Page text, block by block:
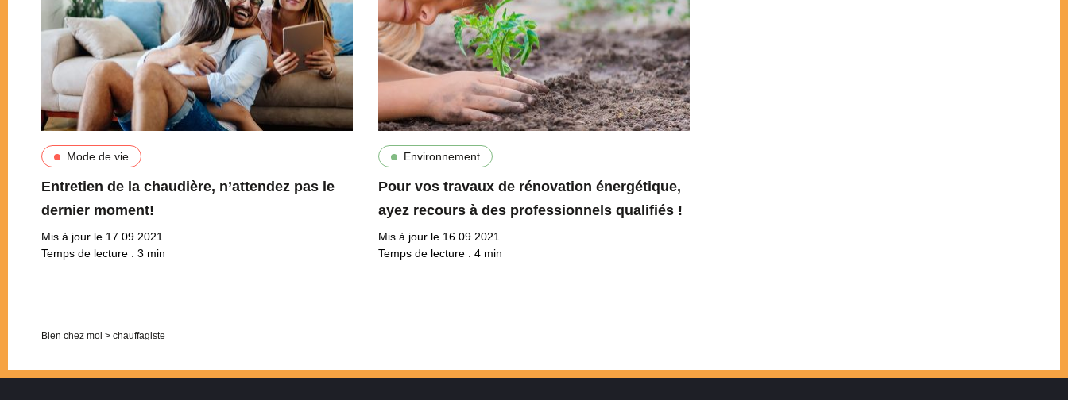
Mode de vie
Entretien de la chaudière, n’attendez pas le
dernier moment!
Mis à jour le 17.09.2021
Temps de lecture : 3 min
Environnement
Pour vos travaux de rénovation énergétique,
ayez recours à des professionnels qualifiés !
Mis à jour le 16.09.2021
Temps de lecture : 4 min
Bien chez moi > chauffagiste